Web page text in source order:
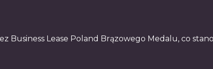
Business Lease Poland Brązowego Medalu, co